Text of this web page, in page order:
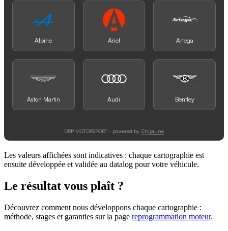
Les valeurs affichées sont indicatives : chaque cartographie est
ensuite développée et validée au datalog pour votre véhicule.
Le résultat vous plaît ?
Découvrez comment nous développons chaque cartographie :
méthode, stages et garanties sur la page reprogrammation moteur.